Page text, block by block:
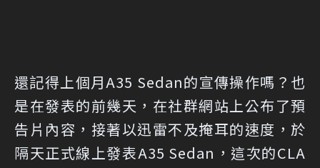
還記得上個月A35 Sedan的宣傳操作嗎？也
是在發表的前幾天，在社群網站上公布了預
告片內容，接著以迅雷不及掩耳的速度，於
隔天正式線上發表A35 Sedan，這次的CLA